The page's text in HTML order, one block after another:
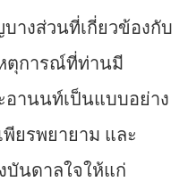
างส่วนที่เกี่ยวข้องกับ
ตุการณ์ที่ท่านมี
านนท์เป็นแบบอย่าง
ยรพยายาม และ
บันดาลใจให้แก่